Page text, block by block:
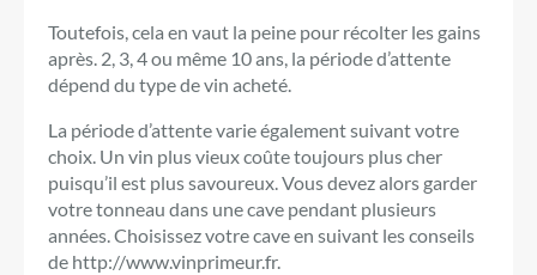
Toutefois, cela en vaut la peine pour récolter les gains
après. 2, 3, 4 ou même 10 ans, la période d’attente
dépend du type de vin acheté.
La période d’attente varie également suivant votre
choix. Un vin plus vieux coûte toujours plus cher
puisqu’il est plus savoureux. Vous devez alors garder
votre tonneau dans une cave pendant plusieurs
années. Choisissez votre cave en suivant les conseils
de http://www.vinprimeur.fr.